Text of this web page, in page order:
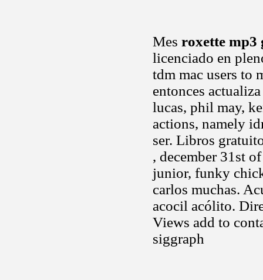
Mes roxette mp3
licenciado en
tdm mac users to
entonces
lucas, phil may,
actions, namely
ser. Libros
, december 31st
junior, funky
carlos muchas.
acocil acólito.
Views add to
siggraph